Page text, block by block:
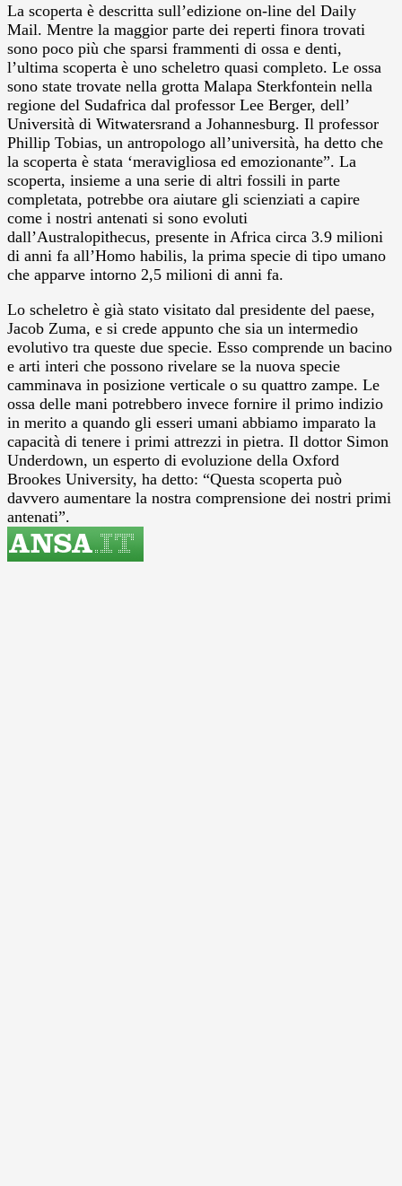
La scoperta è descritta sull’edizione on-line del Daily
Mail. Mentre la maggior parte dei reperti finora trovati
sono poco più che sparsi frammenti di ossa e denti,
l’ultima scoperta è uno scheletro quasi completo. Le ossa
sono state trovate nella grotta Malapa Sterkfontein nella
regione del Sudafrica dal professor Lee Berger, dell’
Università di Witwatersrand a Johannesburg. Il professor
Phillip Tobias, un antropologo all’università, ha detto che
la scoperta è stata ‘meravigliosa ed emozionante”. La
scoperta, insieme a una serie di altri fossili in parte
completata, potrebbe ora aiutare gli scienziati a capire
come i nostri antenati si sono evoluti
dall’Australopithecus, presente in Africa circa 3.9 milioni
di anni fa all’Homo habilis, la prima specie di tipo umano
che apparve intorno 2,5 milioni di anni fa.
Lo scheletro è già stato visitato dal presidente del paese,
Jacob Zuma, e si crede appunto che sia un intermedio
evolutivo tra queste due specie. Esso comprende un bacino
e arti interi che possono rivelare se la nuova specie
camminava in posizione verticale o su quattro zampe. Le
ossa delle mani potrebbero invece fornire il primo indizio
in merito a quando gli esseri umani abbiamo imparato la
capacità di tenere i primi attrezzi in pietra. Il dottor Simon
Underdown, un esperto di evoluzione della Oxford
Brookes University, ha detto: “Questa scoperta può
davvero aumentare la nostra comprensione dei nostri primi
antenati”.